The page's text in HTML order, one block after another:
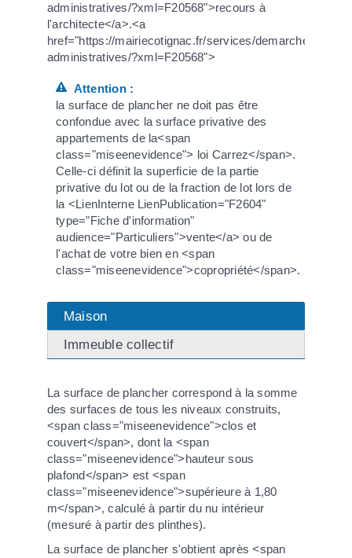
administratives/?xml=F20568">recours à
l'architecte</a>.<a
href="https://mairiecotignac.fr/services/demarches-
administratives/?xml=F20568">
Attention :
la surface de plancher ne doit pas être
confondue avec la surface privative des
appartements de la<span
class="miseenevidence"> loi Carrez</span>.
Celle-ci définit la superficie de la partie
privative du lot ou de la fraction de lot lors de
la <LienInterne LienPublication="F2604"
type="Fiche d'information"
audience="Particuliers">vente</a> ou de
l'achat de votre bien en <span
class="miseenevidence">copropriété</span>.
Maison
Immeuble collectif
La surface de plancher correspond à la somme
des surfaces de tous les niveaux construits,
<span class="miseenevidence">clos et
couvert</span>, dont la <span
class="miseenevidence">hauteur sous
plafond</span> est <span
class="miseenevidence">supérieure à 1,80
m</span>, calculé à partir du nu intérieur
(mesuré à partir des plinthes).
La surface de plancher s'obtient après <span